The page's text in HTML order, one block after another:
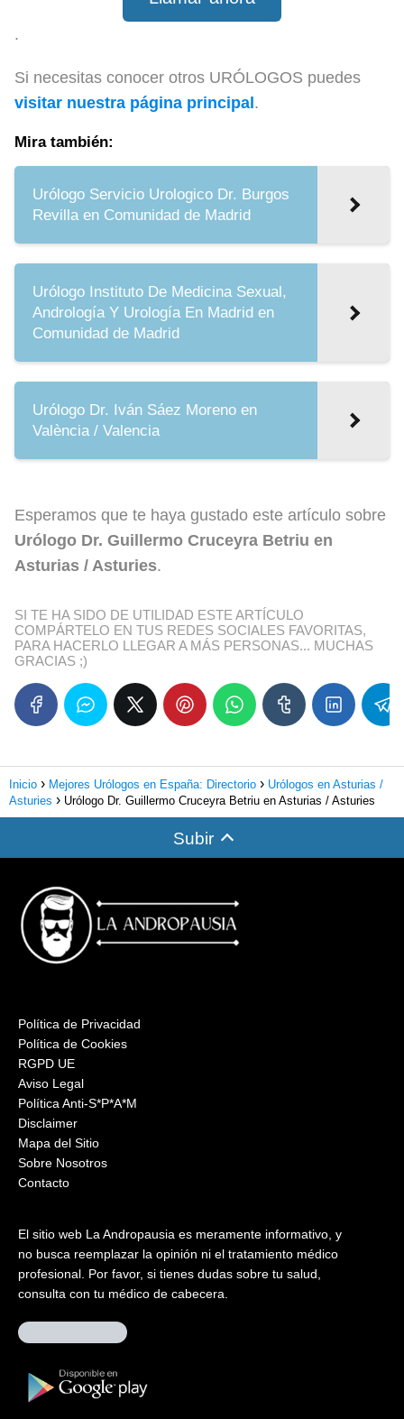
.
Si necesitas conocer otros URÓLOGOS puedes
visitar nuestra página principal .
Mira también:
Urólogo Servicio Urologico Dr. Burgos
Revilla en Comunidad de Madrid
Urólogo Instituto De Medicina Sexual,
Andrología Y Urología En Madrid en
Comunidad de Madrid
Urólogo Dr. Iván Sáez Moreno en
València / Valencia
Esperamos que te haya gustado este artículo sobre
Urólogo Dr. Guillermo Cruceyra Betriu en
Asturias / Asturies.
SI TE HA SIDO DE UTILIDAD ESTE ARTÍCULO
COMPÁRTELO EN TUS REDES SOCIALES FAVORITAS,
PARA HACERLO LLEGAR A MÁS PERSONAS... MUCHAS
GRACIAS ;)
Inicio Mejores Urólogos en España: Directorio
Urólogos en Asturias /
Asturies
Urólogo Dr. Guillermo Cruceyra Betriu en Asturias / Asturies
Subir
Política de Privacidad
Política de Cookies
RGPD UE
Aviso Legal
Política Anti-S*P*A*M
Disclaimer
Mapa del Sitio
Sobre Nosotros
Contacto
El sitio web La Andropausia es meramente informativo, y
no busca reemplazar la opinión ni el tratamiento médico
profesional. Por favor, si tienes dudas sobre tu salud,
consulta con tu médico de cabecera.